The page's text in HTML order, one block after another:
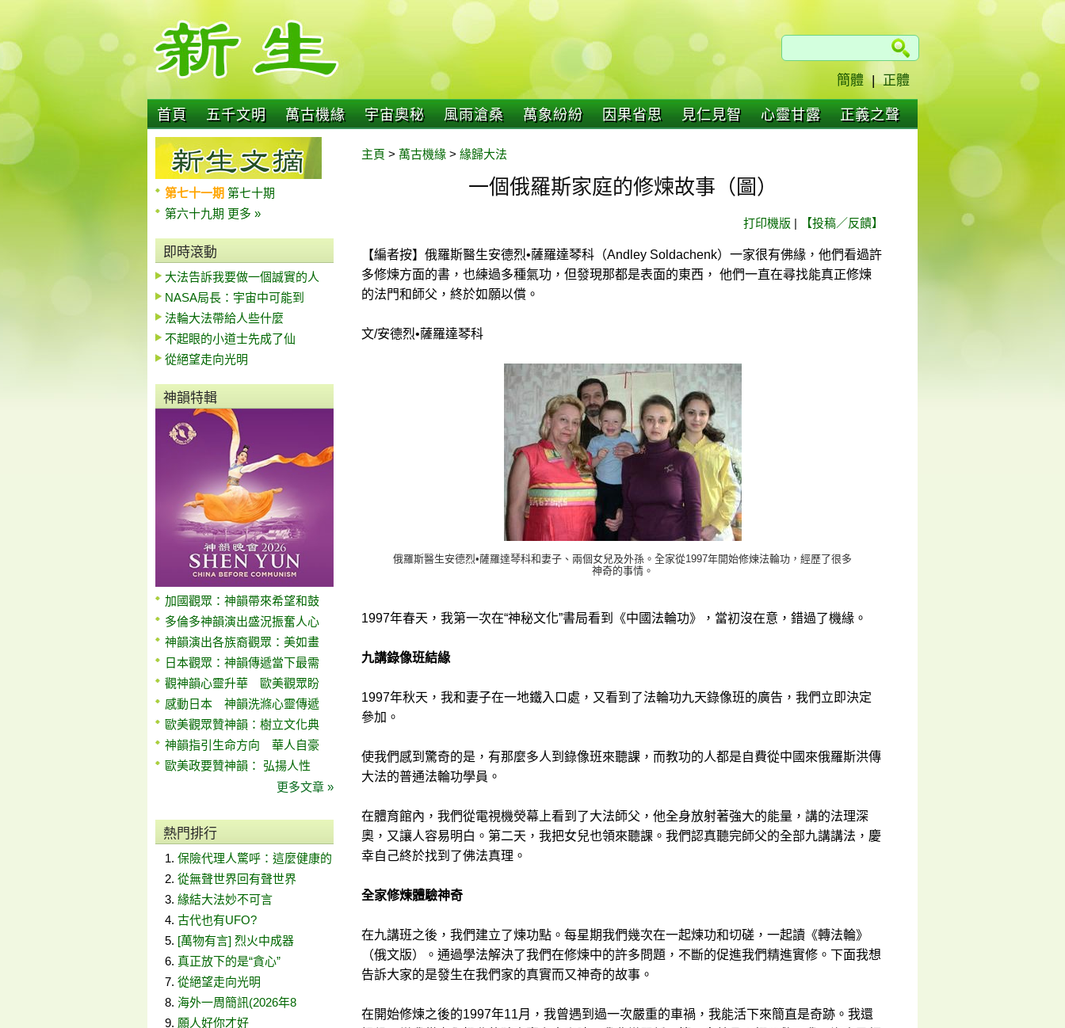
簡體 | 正體
首頁 五千文明 萬古機緣 宇宙奧秘 風雨滄桑 萬象紛紛 因果省思 見仁見智 心靈甘露 正義之聲
第七十一期 第七十期
第六十九期 更多 »
即時滾動
大法告訴我要做一個誠實的人
NASA局長：宇宙中可能到
法輪大法帶給人些什麼
不起眼的小道士先成了仙
從絕望走向光明
神韻特輯
加國觀眾：神韻帶來希望和鼓
多倫多神韻演出盛況振奮人心
神韻演出各族裔觀眾：美如畫
日本觀眾：神韻傳遞當下最需
觀神韻心靈升華 歐美觀眾盼
感動日本 神韻洗滌心靈傳遞
歐美觀眾贊神韻：樹立文化典
神韻指引生命方向 華人自豪
歐美政要贊神韻： 弘揚人性
更多文章 »
熱門排行
保險代理人驚呼：這麼健康的
從無聲世界回有聲世界
緣結大法妙不可言
古代也有UFO?
[萬物有言] 烈火中成器
真正放下的是“貪心”
從絕望走向光明
海外一周簡訊(2026年8
願人好你才好
主頁 > 萬古機緣 > 緣歸大法
一個俄羅斯家庭的修煉故事（圖）
打印機版 | 【投稿／反饋】
【編者按】俄羅斯醫生安德烈•薩羅達琴科（Andley Soldachenk）一家很有佛緣，他們看過許
多修煉方面的書，也練過多種氣功，但發現那都是表面的東西， 他們一直在尋找能真正修煉
的法門和師父，終於如願以償。
文/安德烈•薩羅達琴科
俄羅斯醫生安德烈•薩羅達琴科和妻子、兩個女兒及外孫。全家從1997年開始修煉法輪功，經歷了很多
神奇的事情。
1997年春天，我第一次在“神秘文化”書局看到《中國法輪功》，當初沒在意，錯過了機緣。
九講錄像班結緣
1997年秋天，我和妻子在一地鐵入口處，又看到了法輪功九天錄像班的廣告，我們立即決定
參加。
使我們感到驚奇的是，有那麼多人到錄像班來聽課，而教功的人都是自費從中國來俄羅斯洪傳
大法的普通法輪功學員。
在體育館內，我們從電視機熒幕上看到了大法師父，他全身放射著強大的能量，講的法理深
奧，又讓人容易明白。第二天，我把女兒也領來聽課。我們認真聽完師父的全部九講講法，慶
幸自己終於找到了佛法真理。
全家修煉體驗神奇
在九講班之後，我們建立了煉功點。每星期我們幾次在一起煉功和切磋，一起讀《轉法輪》
（俄文版）。通過學法解決了我們在修煉中的許多問題，不斷的促進我們精進實修。下面我想
告訴大家的是發生在我們家的真實而又神奇的故事。
在開始修煉之後的1997年11月，我曾遇到過一次嚴重的車禍，我能活下來簡直是奇跡。我還